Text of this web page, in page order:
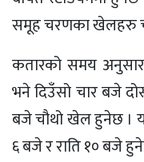
समूह चरणका खेलहरु
कतारको समय
भने दिउँसो चार बजे
बजे चौथो खेल हुनेछ
६ बजे र राति १० बजे